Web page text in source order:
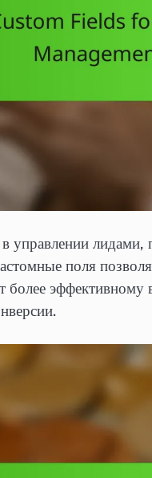
лидами,
поля
более